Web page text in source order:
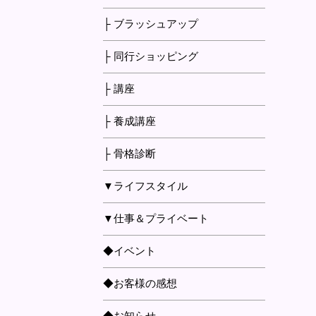
├ ブラッシュアップ
├ 同行ショッピング
├ 講座
├ 養成講座
├ 骨格診断
▼ライフスタイル
▼仕事＆プライベート
◆イベント
◆お客様の感想